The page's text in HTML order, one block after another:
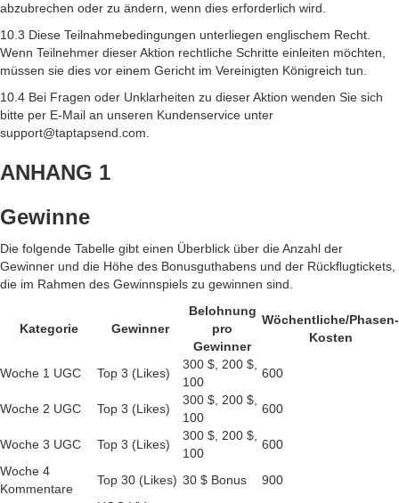
abzubrechen oder zu ändern, wenn dies erforderlich wird.
10.3 Diese Teilnahmebedingungen unterliegen englischem Recht.
Wenn Teilnehmer dieser Aktion rechtliche Schritte einleiten möchten,
müssen sie dies vor einem Gericht im Vereinigten Königreich tun.
10.4 Bei Fragen oder Unklarheiten zu dieser Aktion wenden Sie sich
bitte per E-Mail an unseren Kundenservice unter
support@taptapsend.com.
ANHANG 1
Gewinne
Die folgende Tabelle gibt einen Überblick über die Anzahl der
Gewinner und die Höhe des Bonusguthabens und der Rückflugtickets,
die im Rahmen des Gewinnspiels zu gewinnen sind.
Kategorie Gewinner
Belohnung
pro
Gewinner
Wöchentliche/Phasen-
Kosten
Woche 1 UGC Top 3 (Likes)
300 $, 200 $,
100
600
Woche 2 UGC Top 3 (Likes)
300 $, 200 $,
100
600
Woche 3 UGC Top 3 (Likes)
300 $, 200 $,
100
600
Woche 4
Kommentare
Top 30 (Likes) 30 $ Bonus
900